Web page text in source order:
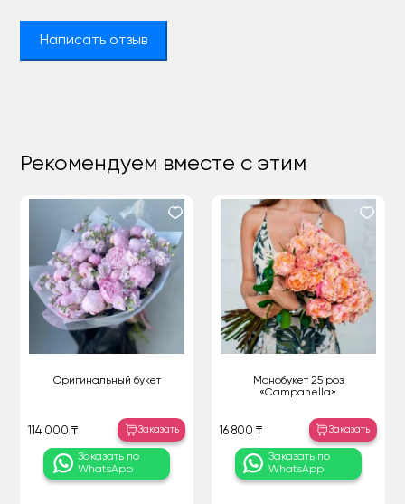
Написать отзыв
Рекомендуем вместе с этим
Оригинальный букет
114 000 ₸ Заказать
Заказать по
WhatsApp
Монобукет 25 роз
«Campanella»
16 800 ₸ Заказать
Заказать по
WhatsApp